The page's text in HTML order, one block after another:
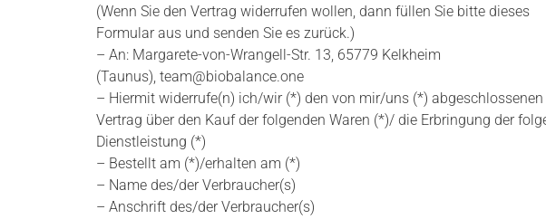
(Wenn Sie den Vertrag widerrufen wollen, dann füllen Sie bitte dieses
Formular aus und senden Sie es zurück.)
– An: Margarete-von-Wrangell-Str. 13, 65779 Kelkheim
(Taunus), team@biobalance.one
– Hiermit widerrufe(n) ich/wir (*) den von mir/uns (*) abgeschlossenen
Vertrag über den Kauf der folgenden Waren (*)/ die Erbringung der
Dienstleistung (*)
– Bestellt am (*)/erhalten am (*)
– Name des/der Verbraucher(s)
– Anschrift des/der Verbraucher(s)